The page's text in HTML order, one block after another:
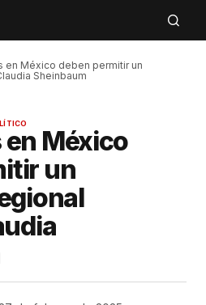
en México deben permitir un
Sheinbaum
México
un